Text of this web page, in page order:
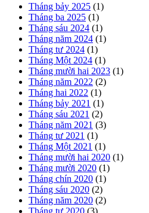
Tháng bảy 2025 (1)
Tháng ba 2025 (1)
Tháng sáu 2024 (1)
Tháng năm 2024 (1)
Tháng tư 2024 (1)
Tháng Một 2024 (1)
Tháng mười hai 2023 (1)
Tháng năm 2022 (2)
Tháng hai 2022 (1)
Tháng bảy 2021 (1)
Tháng sáu 2021 (2)
Tháng năm 2021 (3)
Tháng tư 2021 (1)
Tháng Một 2021 (1)
Tháng mười hai 2020 (1)
Tháng mười 2020 (1)
Tháng chín 2020 (1)
Tháng sáu 2020 (2)
Tháng năm 2020 (2)
Tháng tư 2020 (3)